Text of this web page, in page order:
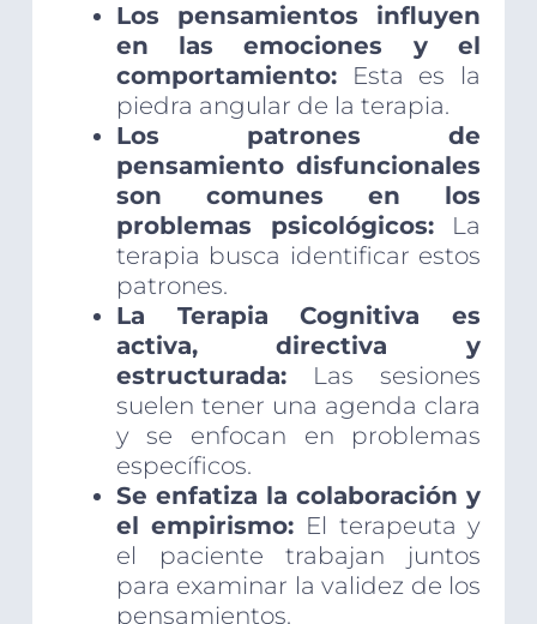
Los pensamientos influyen
en las emociones y el
comportamiento:Esta es la
piedra angular de la terapia.
Los patrones de
pensamiento disfuncionales
son comunes en los
problemas psicológicos: La
terapia busca identificar estos
patrones.
La Terapia Cognitiva es
activa, directiva y
estructurada:Las sesiones
suelen tener una agenda clara
y se enfocan en problemas
específicos.
Se enfatiza la colaboración y
el empirismo: El terapeuta y
el paciente trabajan juntos
para examinar la validez de los
pensamientos.